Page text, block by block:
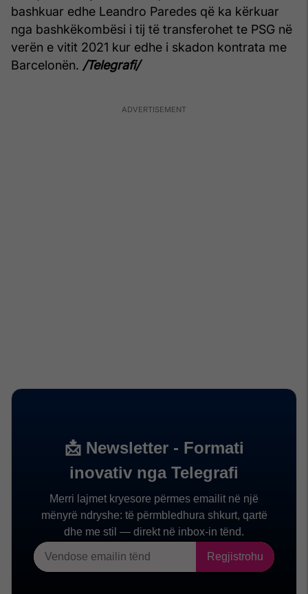
bashkuar edhe Leandro Paredes që ka kërkuar
nga bashkëkombësi i tij të transferohet te PSG në
verën e vitit 2021 kur edhe i skadon kontrata me
Barcelonën. /Telegrafi/